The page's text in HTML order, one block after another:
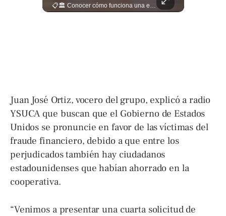
📋🏛️ Conocer cómo funciona una entrevista consular puede marcar la diferencia. Desde la información que el oficial revisa antes de recibirte hasta la importancia de responder con naturalidad y coherencia, una buena preparación puede darte mayor confianza al momento de acudir a la Embajada. Más detalles sobre migración en ➡️ eldiariodehoy.com
Juan José Ortiz, vocero del grupo, explicó a radio
YSUCA que buscan que el Gobierno de Estados
Unidos se pronuncie en favor de las víctimas del
fraude financiero, debido a que entre los
perjudicados también hay ciudadanos
estadounidenses que habían ahorrado en la
cooperativa.
“Venimos a presentar una cuarta solicitud de